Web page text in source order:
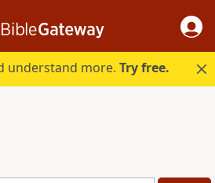
understand more.Try free.